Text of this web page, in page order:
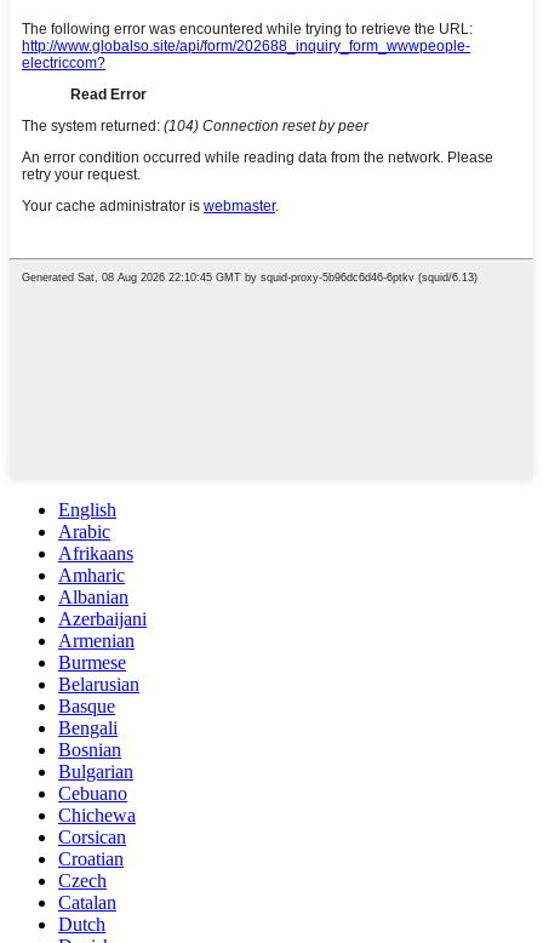
English
Arabic
Afrikaans
Amharic
Albanian
Azerbaijani
Armenian
Burmese
Belarusian
Basque
Bengali
Bosnian
Bulgarian
Cebuano
Chichewa
Corsican
Croatian
Czech
Catalan
Dutch